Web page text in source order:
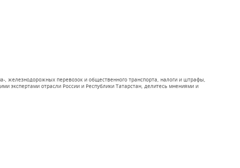
, железнодорожных перевозок и общественного транспорта, налоги и штрафы,
экспертами отрасли России и Республики Татарстан, делитесь мнениями и